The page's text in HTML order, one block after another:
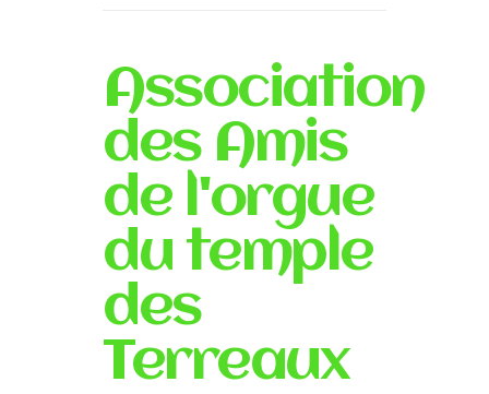
Association
des Amis
de l'orgue
du temple
des
Terreaux